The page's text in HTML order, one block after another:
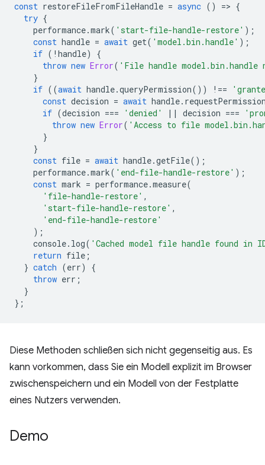
const restoreFileFromFileHandle = async () => {
try {
performance.mark( 'start-file-handle-restore' );
const handle = await get( 'model.bin.handle' );
if ( ! handle)
{
throw new Error( 'File handle
}
if ((await handle.queryPermission()) !==
const decision = await handle.
if (decision === 'denied' || decision ===
throw new Error( 'Access to file
}
}
const file = await handle.getFile();
performance.mark( 'end-file-handle-restore' );
const mark = performance.measure(
'file-handle-restore' ,
'start-file-handle-restore' ,
'end-file-handle-restore'
);
console. log( 'Cached model file handle found in
return file ;
} catch (err)
{
throw err ;
}
};
Diese Methoden schließen sich nicht gegenseitig aus. Es
kann vorkommen, dass Sie ein Modell explizit im Browser
zwischenspeichern und ein Modell von der Festplatte
eines Nutzers verwenden.
Demo